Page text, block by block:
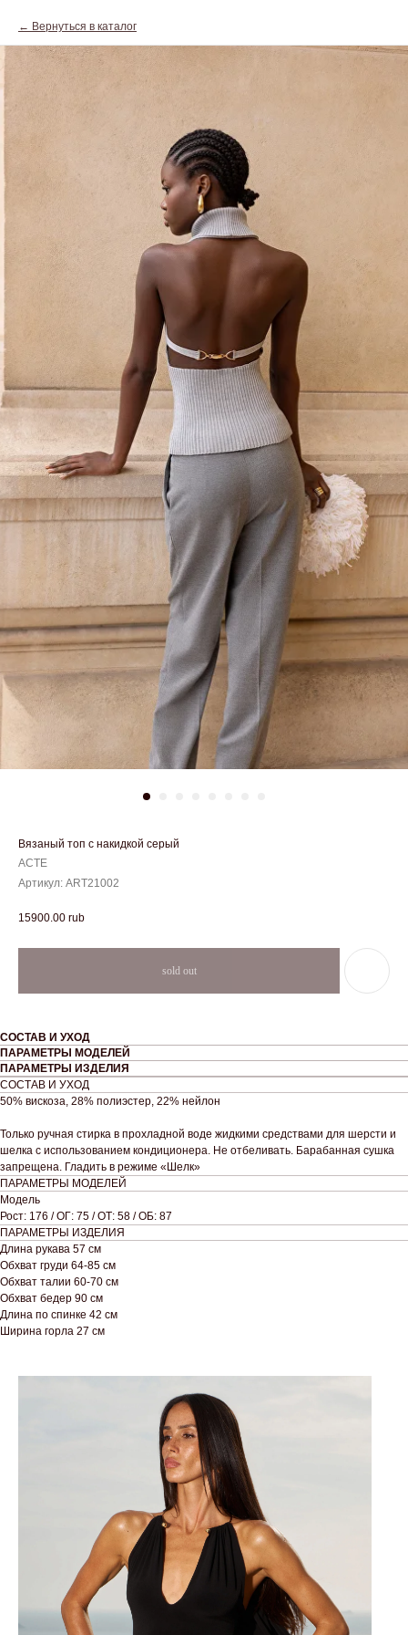
Вернуться в каталог
Вязаный топ с накидкой серый
ACTE
Артикул: ART21002
15900.00 rub
СОСТАВ И УХОД
ПАРАМЕТРЫ МОДЕЛЕЙ
ПАРАМЕТРЫ ИЗДЕЛИЯ
СОСТАВ И УХОД
50% вискоза, 28% полиэстер, 22% нейлон
Только ручная стирка в прохладной воде жидкими средствами для шерсти и
шелка с использованием кондиционера. Не отбеливать. Барабанная сушка
запрещена. Гладить в режиме «Шелк»
ПАРАМЕТРЫ МОДЕЛЕЙ
Модель
Рост: 176 / ОГ: 75 / ОТ: 58 / ОБ: 87
ПАРАМЕТРЫ ИЗДЕЛИЯ
Длина рукава 57 см
Обхват груди 64-85 см
Обхват талии 60-70 см
Обхват бедер 90 см
Длина по спинке 42 см
Ширина горла 27 см